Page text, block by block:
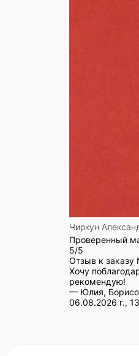
Чиркун
Проверенный
5/5
Отзыв к заказу
Хочу
рекомендую!
— Юлия,
06.08.2026 г.,